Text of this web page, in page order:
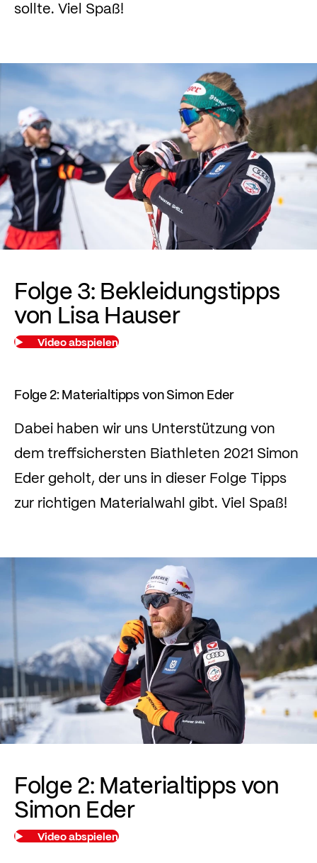
sollte. Viel Spaß!
Folge 3: Bekleidungstipps
von Lisa Hauser
Video abspielen
Folge 2: Materialtipps von Simon Eder
Dabei haben wir uns Unterstützung von
dem treffsichersten Biathleten 2021 Simon
Eder geholt, der uns in dieser Folge Tipps
zur richtigen Materialwahl gibt. Viel Spaß!
Folge 2: Materialtipps von
Simon Eder
Video abspielen